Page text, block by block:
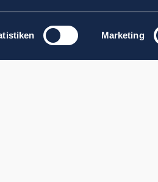
Marketing